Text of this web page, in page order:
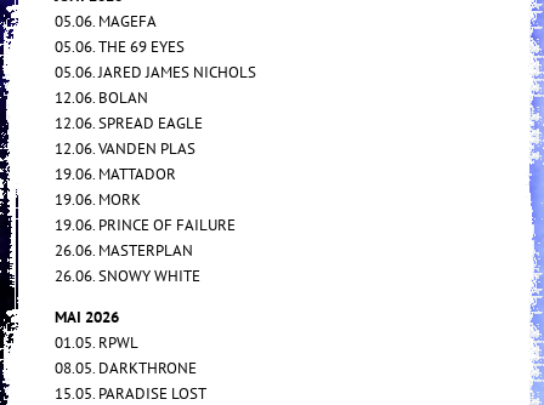
05.06. MAGEFA
05.06. THE 69 EYES
05.06. JARED JAMES NICHOLS
12.06. BOLAN
12.06. SPREAD EAGLE
12.06. VANDEN PLAS
19.06. MATTADOR
19.06. MORK
19.06. PRINCE OF FAILURE
26.06. MASTERPLAN
26.06. SNOWY WHITE
MAI 2026
01.05. RPWL
08.05. DARKTHRONE
15.05. PARADISE LOST